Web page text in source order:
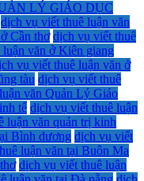
LÝ GIÁO DỤC
dịch vụ viết thuê luận văn
Cần thơ dịch vụ viết thuê
văn ở Kiên giang
vụ viết thuê luận văn ở
tàu dịch vụ viết thuê
văn Quản Lý Giáo
tế dịch vụ viết thuê luận
luận văn quản trị kinh
Bình dương dịch vụ viết
luận văn tại Buôn Ma
dịch vụ viết thuê luận